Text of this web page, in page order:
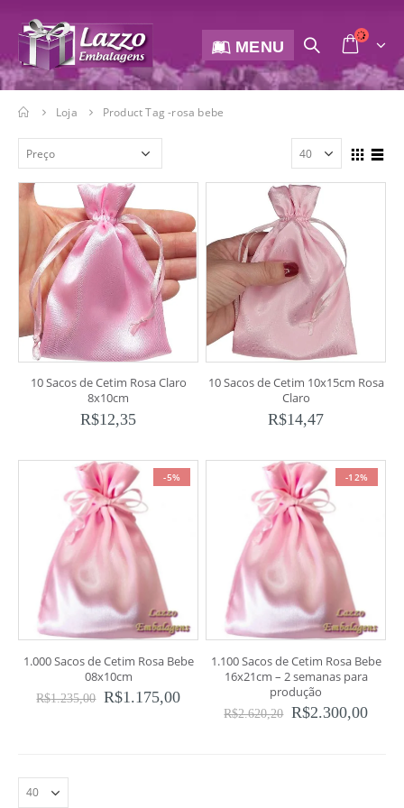
MENU
Loja Product Tag -rosa bebe
10 Sacos de Cetim Rosa Claro
8x10cm
R$12,35
10 Sacos de Cetim 10x15cm Rosa
Claro
R$14,47
-5%
1.000 Sacos de Cetim Rosa Bebe
08x10cm
R$1.235,00 R$1.175,00
-12%
1.100 Sacos de Cetim Rosa Bebe
16x21cm – 2 semanas para
produção
R$2.620,20 R$2.300,00